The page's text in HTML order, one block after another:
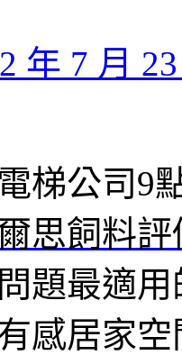
年 7 月
梯公司9
思飼料評
題最適
感居家